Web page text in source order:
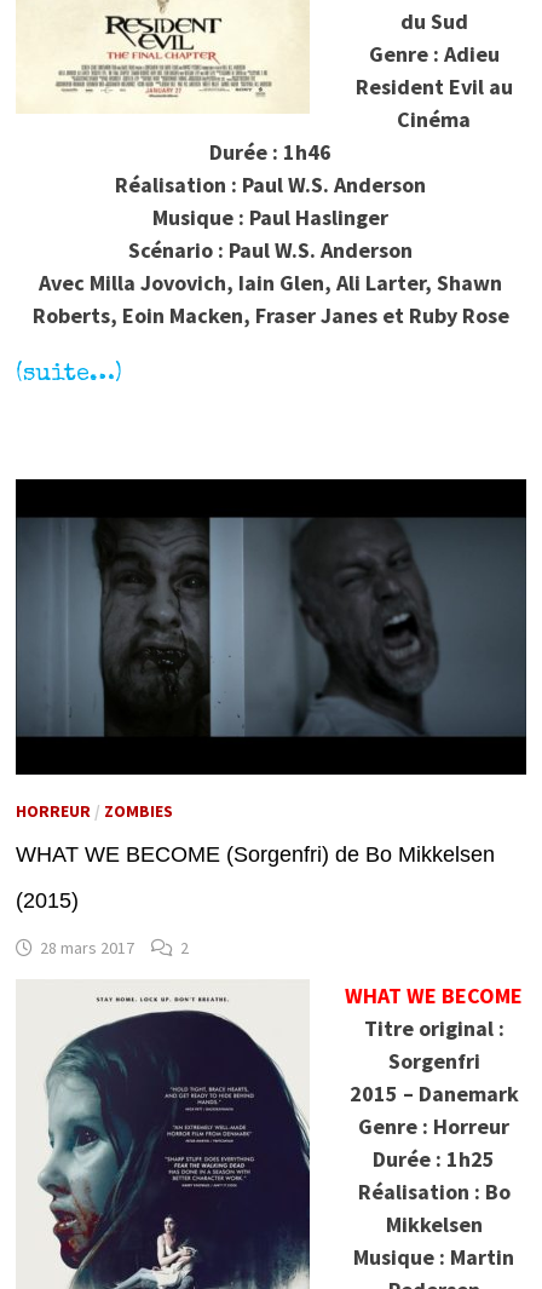
du Sud
Genre : Adieu
Resident Evil au
Cinéma
Durée : 1h46
Réalisation : Paul W.S. Anderson
Musique : Paul Haslinger
Scénario : Paul W.S. Anderson
Avec Milla Jovovich, Iain Glen, Ali Larter, Shawn
Roberts, Eoin Macken, Fraser Janes et Ruby Rose
(suite…)
HORREUR/ ZOMBIES
WHAT WE BECOME (Sorgenfri) de Bo Mikkelsen
(2015)
28 mars 2017 2
WHAT WE BECOME
Titre original :
Sorgenfri
2015 – Danemark
Genre : Horreur
Durée : 1h25
Réalisation : Bo
Mikkelsen
Musique : Martin